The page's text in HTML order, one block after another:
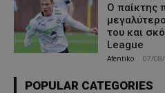
Ο παίκτης
του και
League
Afentiko 07/
POPULAR CATEGORIES